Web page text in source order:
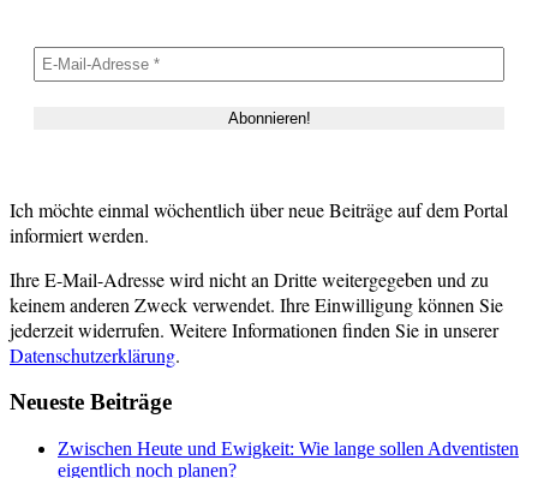
Ich möchte einmal wöchentlich über neue Beiträge auf dem Portal
informiert werden.
Ihre E-Mail-Adresse wird nicht an Dritte weitergegeben und zu
keinem anderen Zweck verwendet. Ihre Einwilligung können Sie
jederzeit widerrufen. Weitere Informationen finden Sie in unserer
Datenschutzerklärung.
Neueste Beiträge
Zwischen Heute und Ewigkeit: Wie lange sollen Adventisten
eigentlich noch planen?